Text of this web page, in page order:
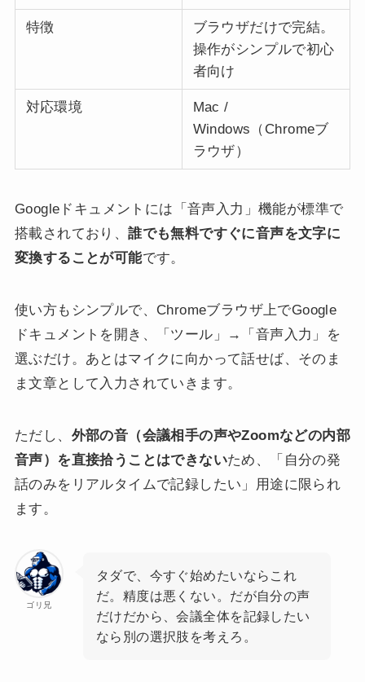
特徴
ブラウザだけで完結。
操作がシンプルで初心
者向け
対応環境
Mac /
Windows（Chromeブ
ラウザ）
Googleドキュメントには「音声入力」機能が標準で
搭載されており、誰でも無料ですぐに音声を文字に
変換することが可能です。
使い方もシンプルで、Chromeブラウザ上でGoogle
ドキュメントを開き、「ツール」→「音声入力」を
選ぶだけ。あとはマイクに向かって話せば、そのま
ま文章として入力されていきます。
ただし、 外部の音（会議相手の声やZoomなどの内部
音声）を直接拾うことはできないため、「自分の発
話のみをリアルタイムで記録したい」用途に限られ
ます。
ゴリ兄
タダで、今すぐ始めたいならこれ
だ。精度は悪くない。だが自分の声
だけだから、会議全体を記録したい
なら別の選択肢を考えろ。